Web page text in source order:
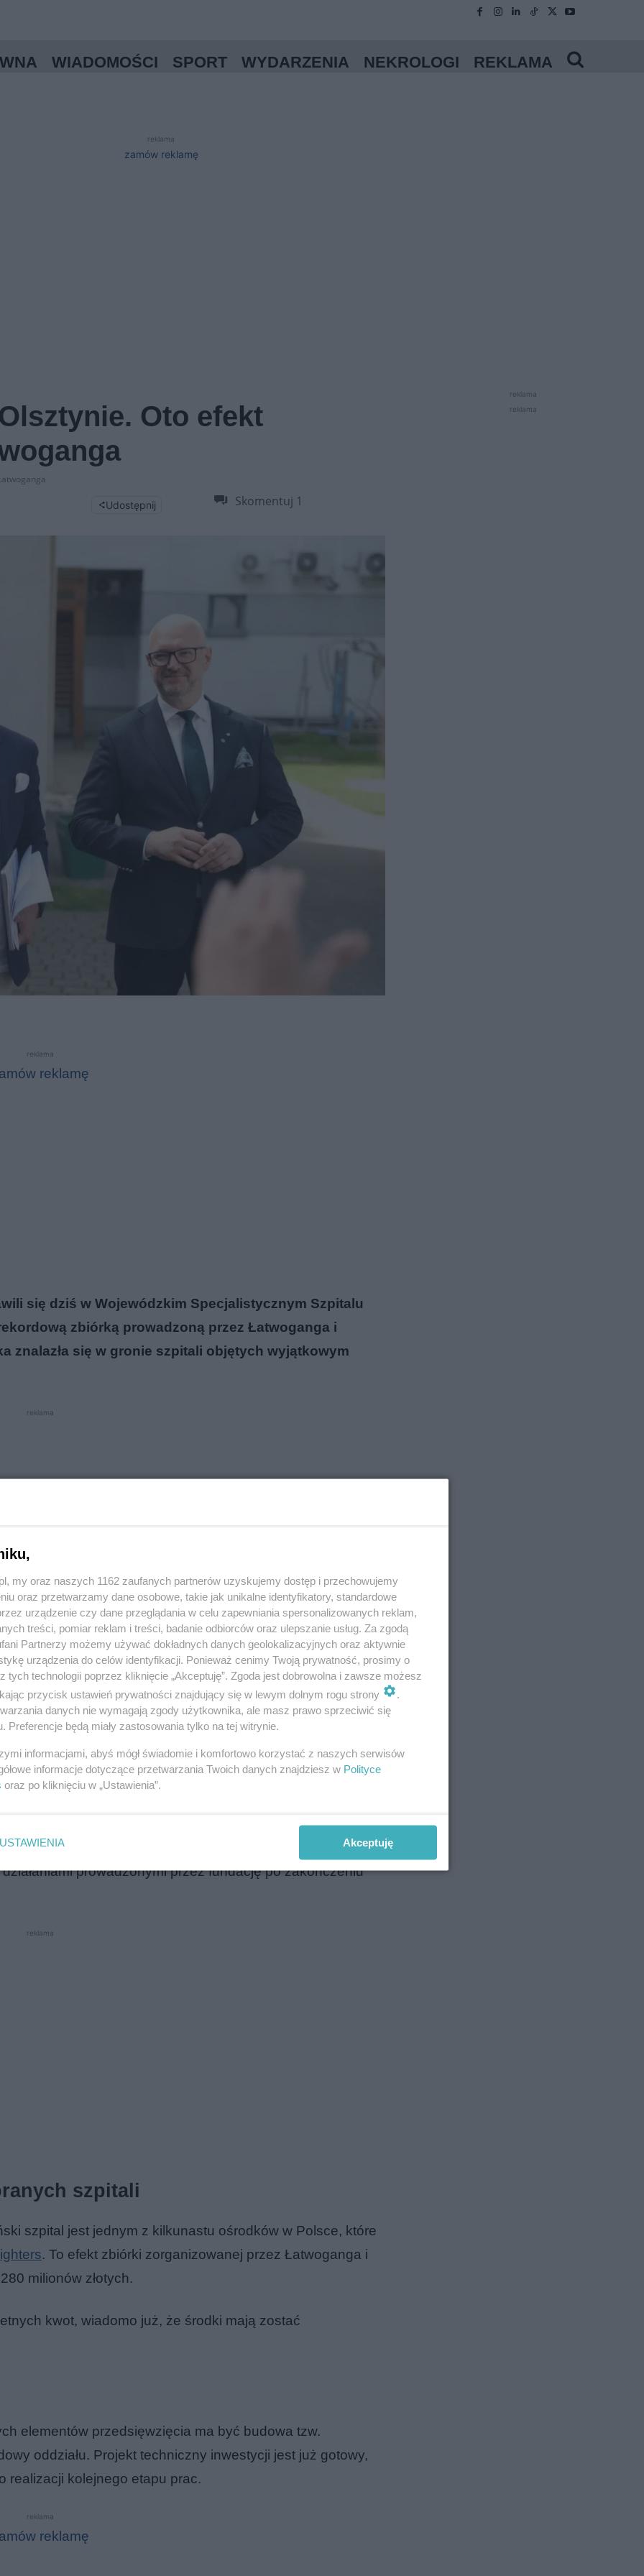
WIADOMOŚCI SPORT WYDARZENIA NEKROLOGI REKLAMA
reklama
zamów reklamę
Oto efekt
Udostępnij Skomentuj 1
reklama
reklamę
się dziś w Wojewódzkim Specjalistycznym Szpitalu
zbiórką prowadzoną przez Łatwoganga i
znalazła się w gronie szpitali objętych wyjątkowym
reklama
dziecięcą onkologię
Szpitala Dziecięcego w Olsztynie przyjechali
Żukowski oraz Maciej Kluska. W spotkaniu uczestniczyli
Ogórek, wojewoda warmińsko-mazurski Radosław Król
Województwa Warmińsko-Mazurskiego,
gdzie spotkali się z małymi pacjentami oraz
prowadzonymi przez fundację po zakończeniu
reklama
szpitali
szpital jest jednym z kilkunastu ośrodków w Polsce, które
. To efekt zbiórki zorganizowanej przez Łatwoganga i
milionów złotych.
kwot, wiadomo już, że środki mają zostać
elementów przedsięwzięcia ma być budowa tzw.
oddziału. Projekt techniczny inwestycji jest już gotowy,
realizacji kolejnego etapu prac.
reklama
reklamę
reklama
reklama
my oraz naszych 1162 zaufanych partnerów uzyskujemy dostęp i przechowujemy
oraz przetwarzamy dane osobowe, takie jak unikalne identyfikatory, standardowe
urządzenie czy dane przeglądania w celu zapewniania spersonalizowanych reklam,
treści, pomiar reklam i treści, badanie odbiorców oraz ulepszanie usług. Za zgodą
Partnerzy możemy używać dokładnych danych geolokalizacyjnych oraz aktywnie
urządzenia do celów identyfikacji. Ponieważ cenimy Twoją prywatność, prosimy o
tych technologii poprzez kliknięcie „Akceptuję”. Zgoda jest dobrowolna i zawsze możesz
przycisk ustawień prywatności znajdujący się w lewym dolnym rogu strony
.
danych nie wymagają zgody użytkownika, ale masz prawo sprzeciwić się
Preferencje będą miały zastosowania tylko na tej witrynie.
informacjami, abyś mógł świadomie i komfortowo korzystać z naszych serwisów
informacje dotyczące przetwarzania Twoich danych znajdziesz w Polityce
oraz po kliknięciu w „Ustawienia”.
USTAWIENIA Akceptuję